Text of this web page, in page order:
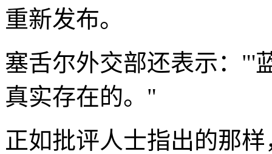
重新发布。
塞舌尔外交部还表示："'
真实存在的。"
正如批评人士指出的那